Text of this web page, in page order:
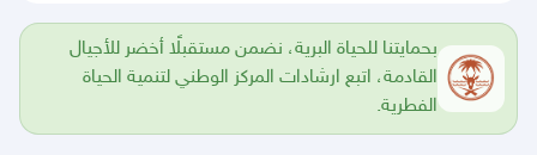
بحمايتنا للحياة البرية، نضمن مستقبلًا أخضر للأجيال
القادمة، اتبع ارشادات المركز الوطني لتنمية الحياة
الفطرية.